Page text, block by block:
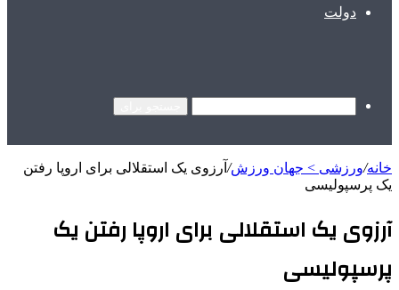
دولت
خانه/ورزشی > جهان ورزش/ آرزوی یک استقلالی برای اروپا رفتن
یک پرسپولیسی
آرزوی یک استقلالی برای اروپا رفتن یک
پرسپولیسی